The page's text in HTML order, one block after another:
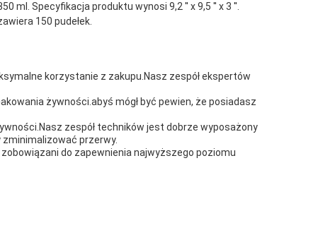
Specyfikacja produktu wynosi 9,2 ′′ x 9,5 ′′ x 3 ′′.
150 pudełek.
korzystanie z zakupu.Nasz zespół ekspertów
żywności.abyś mógł być pewien, że posiadasz
zespół techników jest dobrze wyposażony
przerwy.
do zapewnienia najwyższego poziomu